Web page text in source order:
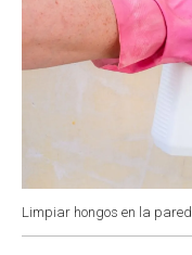
Limpiar hongos en la pared.